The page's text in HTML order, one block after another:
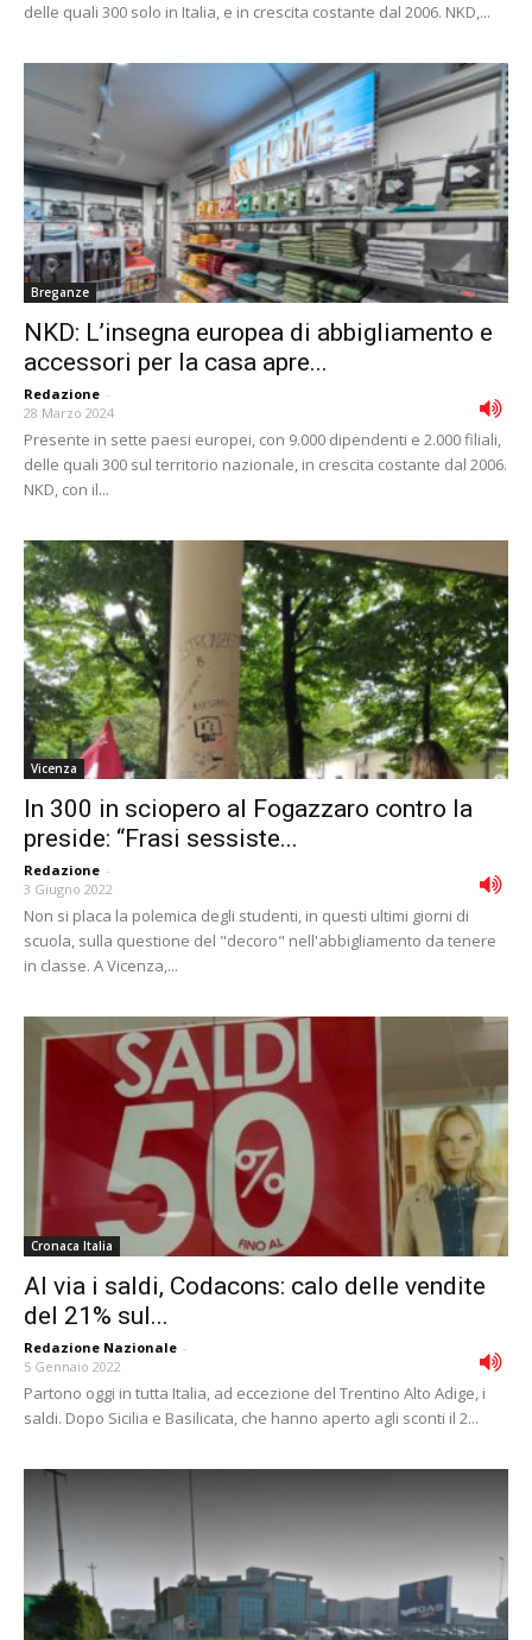
delle quali 300 solo in Italia, e in crescita costante dal 2006. NKD,...
Breganze
NKD: L’insegna europea di abbigliamento e
accessori per la casa apre...
Redazione -
28 Marzo 2024
Presente in sette paesi europei, con 9.000 dipendenti e 2.000 filiali,
delle quali 300 sul territorio nazionale, in crescita costante dal 2006.
NKD, con il...
Vicenza
In 300 in sciopero al Fogazzaro contro la
preside: “Frasi sessiste...
Redazione -
3 Giugno 2022
Non si placa la polemica degli studenti, in questi ultimi giorni di
scuola, sulla questione del "decoro" nell'abbigliamento da tenere
in classe. A Vicenza,...
Cronaca Italia
Al via i saldi, Codacons: calo delle vendite
del 21% sul...
Redazione Nazionale -
5 Gennaio 2022
Partono oggi in tutta Italia, ad eccezione del Trentino Alto Adige, i
saldi. Dopo Sicilia e Basilicata, che hanno aperto agli sconti il 2...